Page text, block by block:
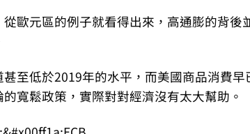
歐元區的例子就看得出來，高通膨的背後
至低於2019年的水平，而美國商品消費早
寬鬆政策，實際對對經濟沒有太大幫助。